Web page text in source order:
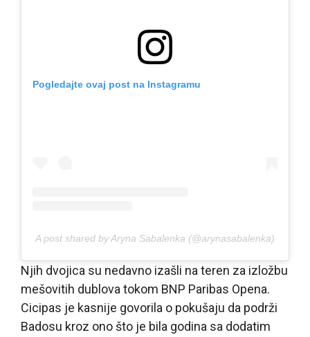
Pogledajte ovaj post na Instagramu
A post shared by Aryna Sabalenka (@arynasabalenka)
Njih dvojica su nedavno izašli na teren za izložbu
mešovitih dublova tokom BNP Paribas Opena.
Cicipas je kasnije govorila o pokušaju da podrži
Badosu kroz ono što je bila godina sa dodatim